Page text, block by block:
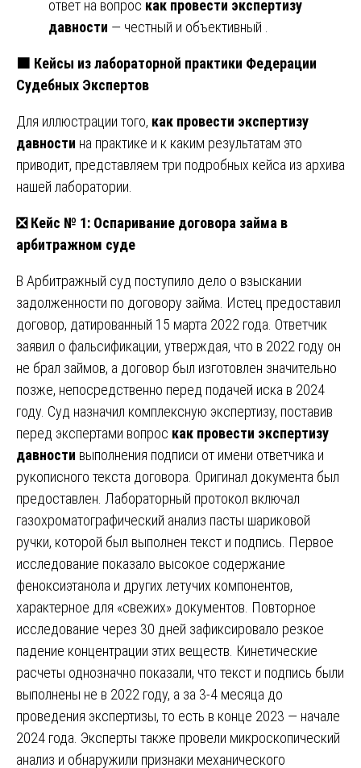
ответ на вопрос как провести экспертизу
давности — честный и объективный .
🟧 Кейсы из лабораторной практики Федерации
Судебных Экспертов
Для иллюстрации того, как провести экспертизу
давности на практике и к каким результатам это
приводит, представляем три подробных кейса из архива
нашей лаборатории.
❎Кейс № 1: Оспаривание договора займа в
арбитражном суде
В Арбитражный суд поступило дело о взыскании
задолженности по договору займа. Истец предоставил
договор, датированный 15 марта 2022 года. Ответчик
заявил о фальсификации, утверждая, что в 2022 году он
не брал займов, а договор был изготовлен значительно
позже, непосредственно перед подачей иска в 2024
году. Суд назначил комплексную экспертизу, поставив
перед экспертами вопрос как провести экспертизу
давности выполнения подписи от имени ответчика и
рукописного текста договора. Оригинал документа был
предоставлен. Лабораторный протокол включал
газохроматографический анализ пасты шариковой
ручки, которой был выполнен текст и подпись. Первое
исследование показало высокое содержание
феноксиэтанола и других летучих компонентов,
характерное для «свежих» документов. Повторное
исследование через 30 дней зафиксировало резкое
падение концентрации этих веществ. Кинетические
расчеты однозначно показали, что текст и подпись были
выполнены не в 2022 году, а за 3-4 месяца до
проведения экспертизы, то есть в конце 2023 — начале
2024 года. Эксперты также провели микроскопический
анализ и обнаружили признаки механического